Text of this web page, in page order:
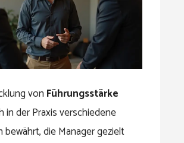
von Führungsstärke
in der Praxis verschiedene
bewährt, die Manager gezielt